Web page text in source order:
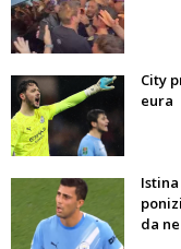
City
eura
da